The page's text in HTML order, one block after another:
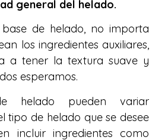
general del helado.
de helado, no importa
los ingredientes auxiliares,
a tener la textura suave y
esperamos.
helado pueden variar
tipo de helado que se desee
incluir ingredientes como